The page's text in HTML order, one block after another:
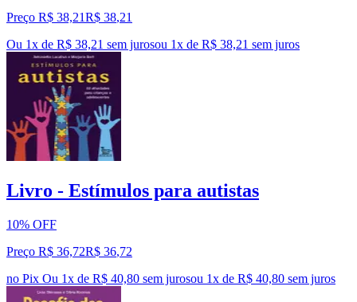
Preço R$ 38,21R$ 38,21
Ou 1x de R$ 38,21 sem jurosou 1x de R$ 38,21 sem juros
Livro - Estímulos para autistas
10% OFF
Preço R$ 36,72R$ 36,72
no Pix Ou 1x de R$ 40,80 sem jurosou 1x de R$ 40,80 sem juros